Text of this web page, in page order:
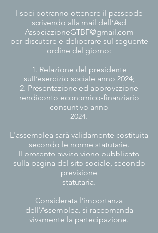
I soci potranno ottenere il passcode
scrivendo alla mail dell’Asd
AssociazioneGTBF@gmail.com
per discutere e deliberare sul seguente
ordine del giorno:
1. Relazione del presidente
sull’esercizio sociale anno 2024;
2. Presentazione ed approvazione
rendiconto economico-finanziario
consuntivo anno
2024.
L'assemblea sarà validamente costituita
secondo le norme statutarie.
Il presente avviso viene pubblicato
sulla pagina del sito sociale, secondo
previsione
statutaria.
Considerata l'importanza
dell'Assemblea, si raccomanda
vivamente la partecipazione.